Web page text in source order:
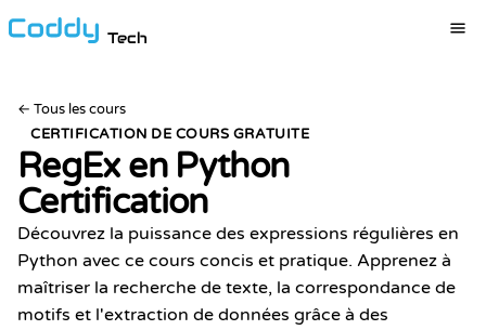
Tech
← Tous les cours
CERTIFICATION DE COURS GRATUITE
RegEx en Python
Certification
Découvrez la puissance des expressions régulières en
Python avec ce cours concis et pratique. Apprenez à
maîtriser la recherche de texte, la correspondance de
motifs et l'extraction de données grâce à des